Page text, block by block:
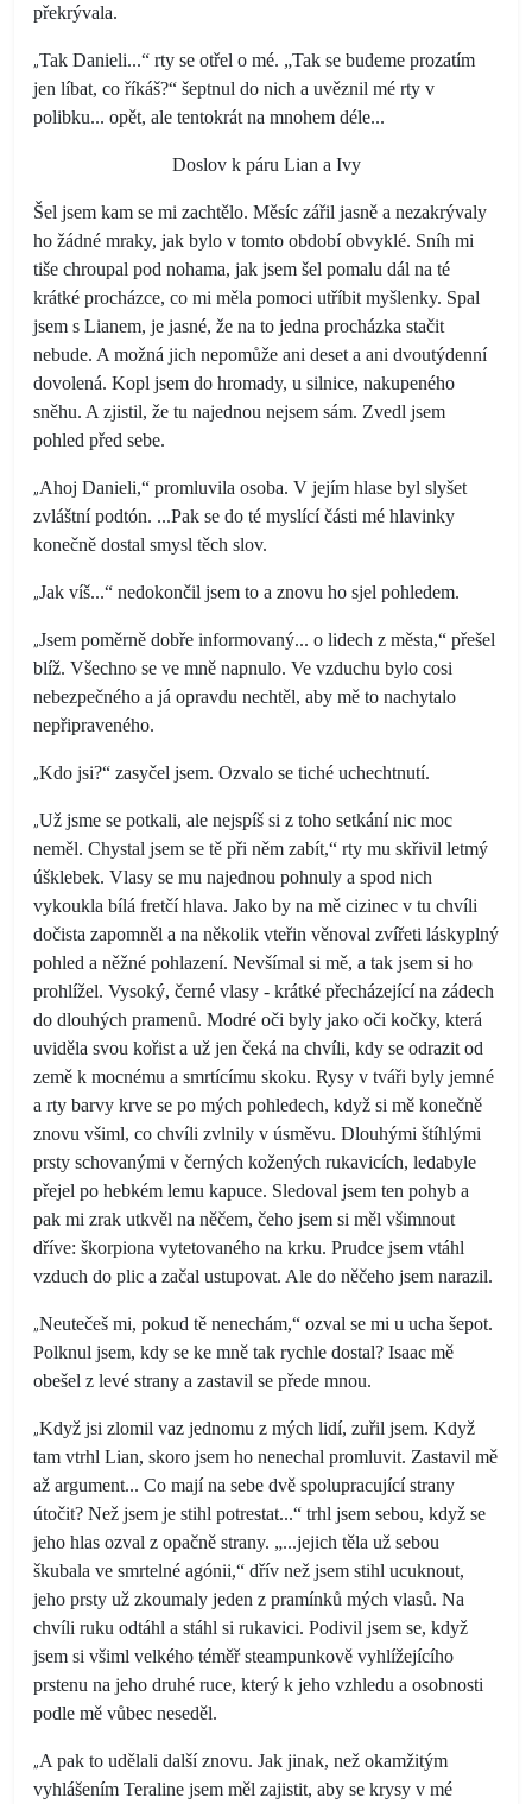
překrývala.
„Tak Danieli...“ rty se otřel o mé. „Tak se budeme prozatím
jen líbat, co říkáš?“ šeptnul do nich a uvěznil mé rty v
polibku... opět, ale tentokrát na mnohem déle...
Doslov k páru Lian a Ivy
Šel jsem kam se mi zachtělo. Měsíc zářil jasně a nezakrývaly
ho žádné mraky, jak bylo v tomto období obvyklé. Sníh mi
tiše chroupal pod nohama, jak jsem šel pomalu dál na té
krátké procházce, co mi měla pomoci utříbit myšlenky. Spal
jsem s Lianem, je jasné, že na to jedna procházka stačit
nebude. A možná jich nepomůže ani deset a ani dvoutýdenní
dovolená. Kopl jsem do hromady, u silnice, nakupeného
sněhu. A zjistil, že tu najednou nejsem sám. Zvedl jsem
pohled před sebe.
„Ahoj Danieli,“ promluvila osoba. V jejím hlase byl slyšet
zvláštní podtón. ...Pak se do té myslící části mé hlavinky
konečně dostal smysl těch slov.
„Jak víš...“ nedokončil jsem to a znovu ho sjel pohledem.
„Jsem poměrně dobře informovaný... o lidech z města,“ přešel
blíž. Všechno se ve mně napnulo. Ve vzduchu bylo cosi
nebezpečného a já opravdu nechtěl, aby mě to nachytalo
nepřipraveného.
„Kdo jsi?“ zasyčel jsem. Ozvalo se tiché uchechtnutí.
„Už jsme se potkali, ale nejspíš si z toho setkání nic moc
neměl. Chystal jsem se tě při něm zabít,“ rty mu skřivil letmý
úšklebek. Vlasy se mu najednou pohnuly a spod nich
vykoukla bílá fretčí hlava. Jako by na mě cizinec v tu chvíli
dočista zapomněl a na několik vteřin věnoval zvířeti láskyplný
pohled a něžné pohlazení. Nevšímal si mě, a tak jsem si ho
prohlížel. Vysoký, černé vlasy - krátké přecházející na zádech
do dlouhých pramenů. Modré oči byly jako oči kočky, která
uviděla svou kořist a už jen čeká na chvíli, kdy se odrazit od
země k mocnému a smrtícímu skoku. Rysy v tváři byly jemné
a rty barvy krve se po mých pohledech, když si mě konečně
znovu všiml, co chvíli zvlnily v úsměvu. Dlouhými štíhlými
prsty schovanými v černých kožených rukavicích, ledabyle
přejel po hebkém lemu kapuce. Sledoval jsem ten pohyb a
pak mi zrak utkvěl na něčem, čeho jsem si měl všimnout
dříve: škorpiona vytetovaného na krku. Prudce jsem vtáhl
vzduch do plic a začal ustupovat. Ale do něčeho jsem narazil.
„Neutečeš mi, pokud tě nenechám,“ ozval se mi u ucha šepot.
Polknul jsem, kdy se ke mně tak rychle dostal? Isaac mě
obešel z levé strany a zastavil se přede mnou.
„Když jsi zlomil vaz jednomu z mých lidí, zuřil jsem. Když
tam vtrhl Lian, skoro jsem ho nenechal promluvit. Zastavil mě
až argument... Co mají na sebe dvě spolupracující strany
útočit? Než jsem je stihl potrestat...“ trhl jsem sebou, když se
jeho hlas ozval z opačně strany. „...jejich těla už sebou
škubala ve smrtelné agónii,“ dřív než jsem stihl ucuknout,
jeho prsty už zkoumaly jeden z pramínků mých vlasů. Na
chvíli ruku odtáhl a stáhl si rukavici. Podivil jsem se, když
jsem si všiml velkého téměř steampunkově vyhlížejícího
prstenu na jeho druhé ruce, který k jeho vzhledu a osobnosti
podle mě vůbec neseděl.
„A pak to udělali další znovu. Jak jinak, než okamžitým
vyhlášením Teraline jsem měl zajistit, aby se krysy v mé